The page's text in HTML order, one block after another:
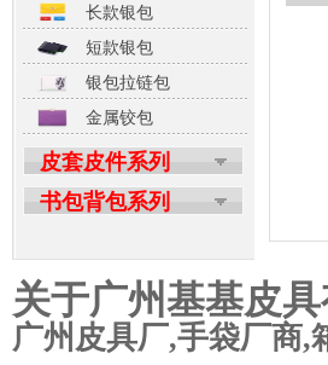
长款银包
短款银包
银包拉链包
金属铰包
皮套皮件系列
书包背包系列
关于广州基基皮具
广州皮具厂,手袋厂商,